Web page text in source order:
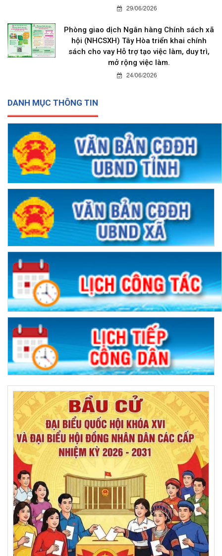
29/06/2026
Phòng giao dịch Ngân hàng Chính sách xã
hội (NHCSXH) Tây Hòa triển khai chính
sách cho vay Hỗ trợ tạo việc làm, duy trì,
mở rộng việc làm.
24/06/2026
DANH MỤC THÔNG TIN